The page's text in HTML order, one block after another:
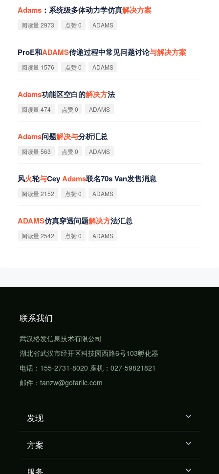
Adams ：系统级多体动力学仿真解决方案
阅读量 2973 点赞 0 ADAMS
ProE和ADAMS传递过程中常见问题讨论与解决方案
阅读量 1576 点赞 0 ADAMS
Adams功能区空白的解决方法
阅读量 474 点赞 0 ADAMS
Adams问题解决与分析汇总
阅读量 563 点赞 0 ADAMS
风火轮与CeyAdams联名70s Van发售消息
阅读量 2152 点赞 0 ADAMS
ADAMS仿真穿透问题解决方法汇总
阅读量 2542 点赞 0 ADAMS
联系我们
武汉格发信息技术有限公司
湖北省武汉市经开区科技园西路6号103孵化器
电话：155-2731-8020 座机：027-59821821
邮件：tanzw@gofarlic.com
发现
方案
服务